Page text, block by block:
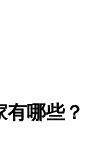
哪些？